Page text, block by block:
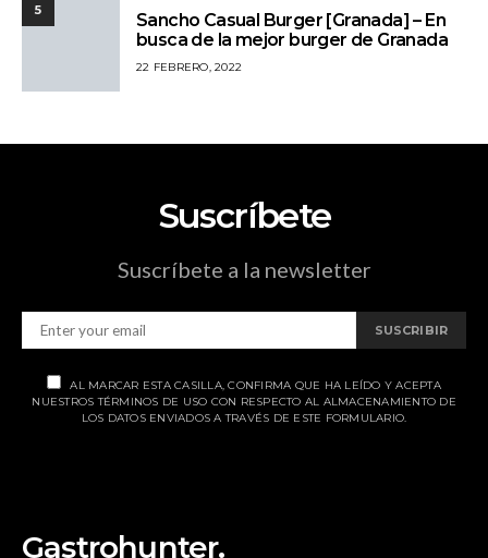
5
Sancho Casual Burger [Granada] – En
busca de la mejor burger de Granada
22 FEBRERO, 2022
Suscríbete
Suscríbete a la newsletter
SUSCRIBIR
AL MARCAR ESTA CASILLA, CONFIRMA QUE HA LEÍDO Y ACEPTA
NUESTROS TÉRMINOS DE USO CON RESPECTO AL ALMACENAMIENTO DE
LOS DATOS ENVIADOS A TRAVÉS DE ESTE FORMULARIO.
Gastrohunter.